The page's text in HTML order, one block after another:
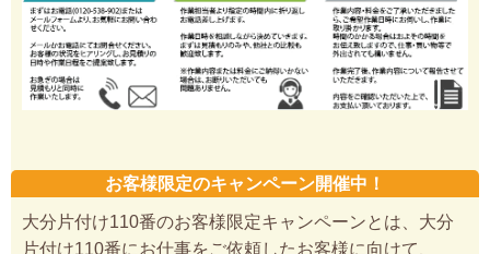
お客様限定のキャンペーン開催中！
大分片付け110番のお客様限定キャンペーンとは、大分
片付け110番にお仕事をご依頼したお客様に向けて、